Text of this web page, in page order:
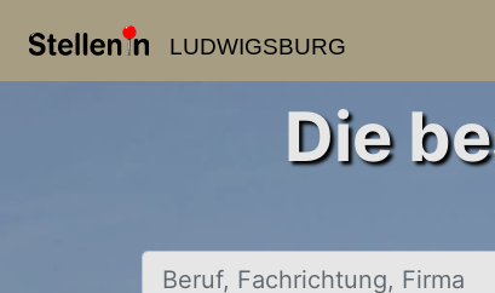
LUDWIGSBURG
Die
Beruf, Fachrichtung, Firma